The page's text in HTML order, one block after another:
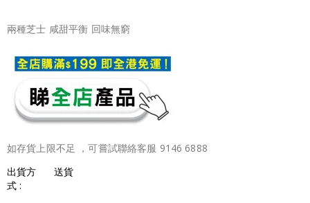
兩種芝士 咸甜平衡 回味無窮
如存貨上限不足 ，可嘗試聯絡客服 9146 6888
出貨方
式 :
送貨